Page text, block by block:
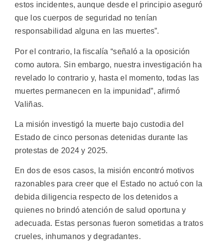
estos incidentes, aunque desde el principio aseguró
que los cuerpos de seguridad no tenían
responsabilidad alguna en las muertes”.
Por el contrario, la fiscalía “señaló a la oposición
como autora. Sin embargo, nuestra investigación ha
revelado lo contrario y, hasta el momento, todas las
muertes permanecen en la impunidad”, afirmó
Valiñas.
La misión investigó la muerte bajo custodia del
Estado de cinco personas detenidas durante las
protestas de 2024 y 2025.
En dos de esos casos, la misión encontró motivos
razonables para creer que el Estado no actuó con la
debida diligencia respecto de los detenidos a
quienes no brindó atención de salud oportuna y
adecuada. Estas personas fueron sometidas a tratos
crueles, inhumanos y degradantes.